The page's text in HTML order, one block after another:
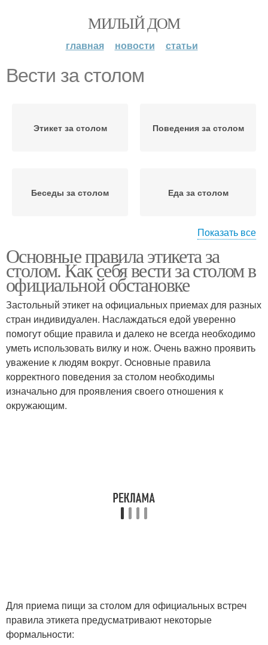
МИЛЫЙ ДОМ
главная новости статьи
Вести за столом
Этикет за столом Поведения за столом
Беседы за столом Еда за столом
Дети за столом
Показать все
Основные правила этикета за
столом. Как себя вести за столом в
официальной обстановке
Застольный этикет на официальных приемах для разных
стран индивидуален. Наслаждаться едой уверенно
помогут общие правила и далеко не всегда необходимо
уметь использовать вилку и нож. Очень важно проявить
уважение к людям вокруг. Основные правила
корректного поведения за столом необходимы
изначально для проявления своего отношения к
окружающим.
Для приема пищи за столом для официальных встреч
правила этикета предусматривают некоторые
формальности: